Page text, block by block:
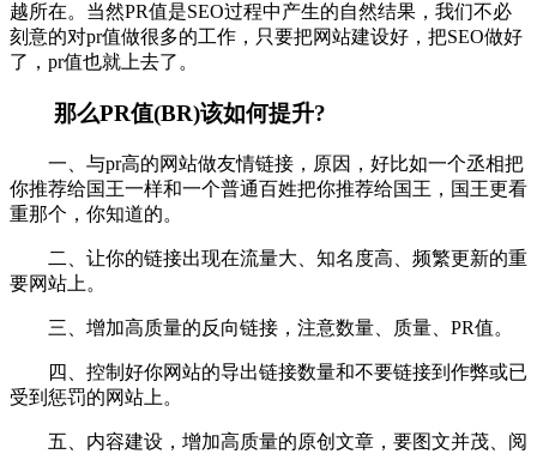
越所在。当然PR值是SEO过程中产生的自然结果，我们不必
刻意的对pr值做很多的工作，只要把网站建设好，把SEO做好
了，pr值也就上去了。
那么PR值(BR)该如何提升?
一、与pr高的网站做友情链接，原因，好比如一个丞相把
你推荐给国王一样和一个普通百姓把你推荐给国王，国王更看
重那个，你知道的。
二、让你的链接出现在流量大、知名度高、频繁更新的重
要网站上。
三、增加高质量的反向链接，注意数量、质量、PR值。
四、控制好你网站的导出链接数量和不要链接到作弊或已
受到惩罚的网站上。
五、内容建设，增加高质量的原创文章，要图文并茂、阅